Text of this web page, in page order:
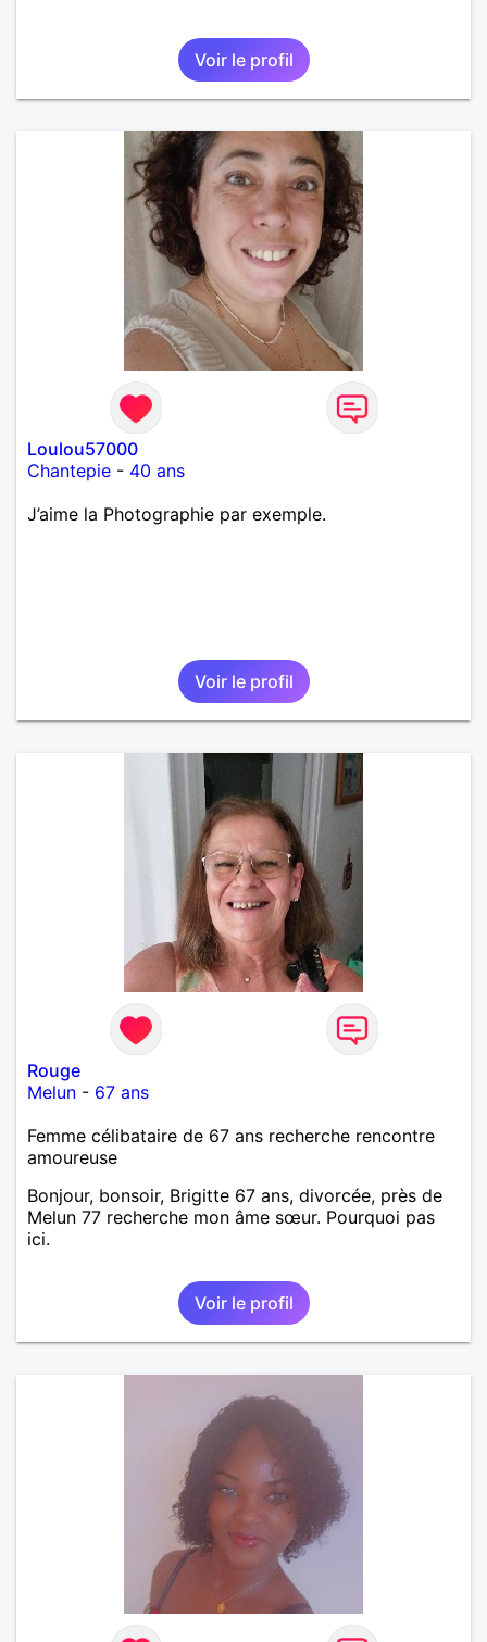
Voir le profil
Loulou57000
Chantepie - 40 ans
J’aime la Photographie par exemple.
Voir le profil
Rouge
Melun - 67 ans
Femme célibataire de 67 ans recherche rencontre
amoureuse
Bonjour, bonsoir, Brigitte 67 ans, divorcée, près de
Melun 77 recherche mon âme sœur. Pourquoi pas
ici.
Voir le profil